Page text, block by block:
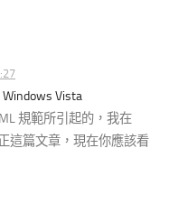
Windows Vista
規範所引起的，我在
這篇文章，現在你應該看